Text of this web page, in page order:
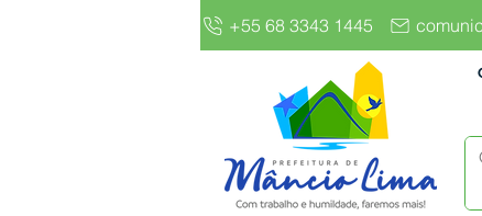
+55 68 3343 1445